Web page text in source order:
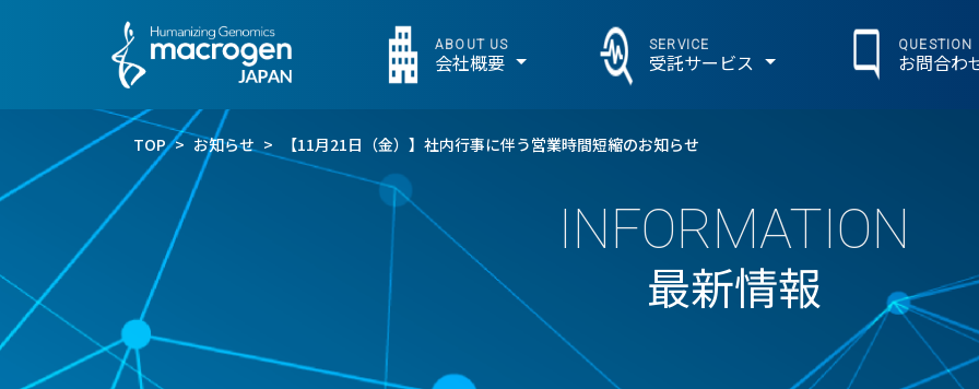
ABOUT US
会社概要
SERVICE
受託サービス
QUESTION
お問合わ
TOP > お知らせ > 【11月21日（金）】社内行事に伴う営業時間短縮のお知らせ
INFORMATION
最新情報